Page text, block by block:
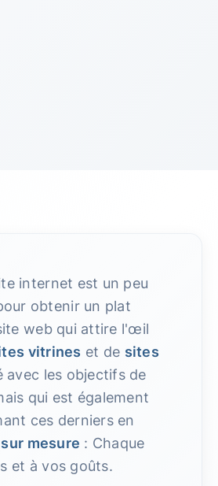
internet est un peu
obtenir un plat
web qui attire l'œil
vitrines et de sites
avec les objectifs de
qui est également
ces derniers en
mesure : Chaque
et à vos goûts.